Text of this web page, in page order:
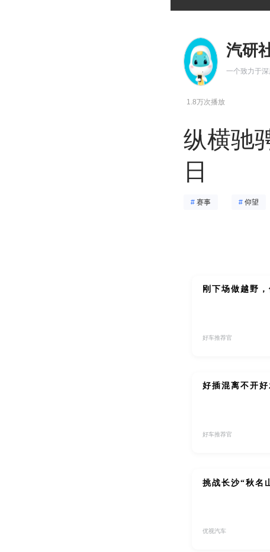
汽研
1.8万次播放
纵横驰
日
# 赛事 # 仰望
刚下场做越野
好车推荐官
好插混离不开
好车推荐官
挑战长沙“秋名
优视汽车